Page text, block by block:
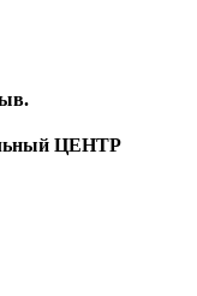
ЦЕНТР